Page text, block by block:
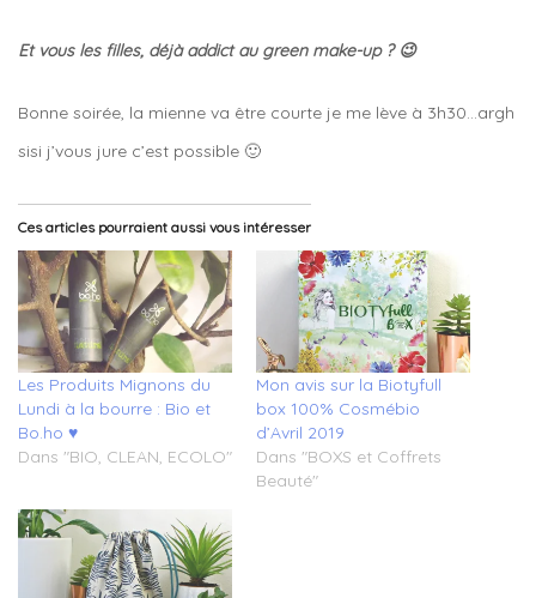
Et vous les filles, déjà addict au green make-up ? 😉
Bonne soirée, la mienne va être courte je me lève à 3h30…argh
sisi j’vous jure c’est possible 🙂
Ces articles pourraient aussi vous intéresser
Les Produits Mignons du
Lundi à la bourre : Bio et
Bo.ho ♥
Dans "BIO, CLEAN, ECOLO"
Mon avis sur la Biotyfull
box 100% Cosmébio
d’Avril 2019
Dans "BOXS et Coffrets
Beauté"